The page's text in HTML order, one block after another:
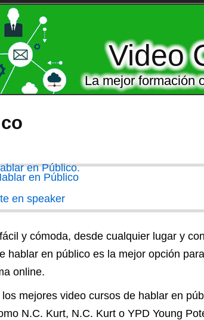
Video
La mejor formación
y cómoda, desde cualquier lugar y
hablar en público es la mejor opción
online.
mejores video cursos de hablar en
N.C. Kurt, N.C. Kurt o YPD Young